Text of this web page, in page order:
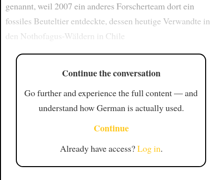
genannt, weil 2007 ein anderes Forscherteam dort ein
fossiles Beuteltier entdeckte, dessen heutige Verwandte in
den Nothofagus-Wäldern in Chile
Continue the conversation
Go further and experience the full content — and
understand how German is actually used.
Continue
Already have access?Log in.